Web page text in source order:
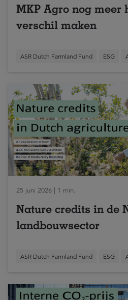
MKP Agro nog meer
verschil maken
ASR Dutch Farmland Fund ESG
25 juni 2026 | 1 min.
Nature credits in de
landbouwsector
ASR Dutch Farmland Fund ESG